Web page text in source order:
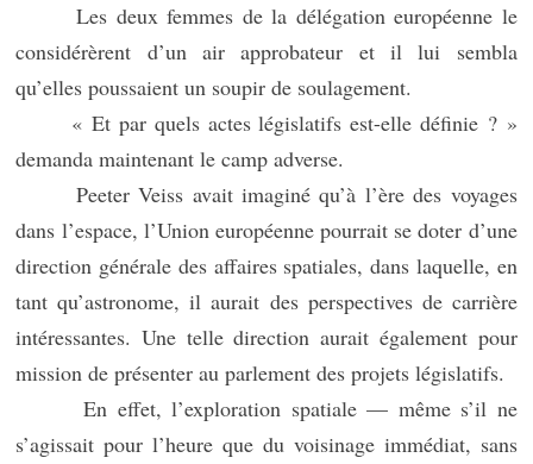
Les deux femmes de la délégation européenne le
considérèrent d’un air approbateur et il lui sembla
qu’elles poussaient un soupir de soulagement.
« Et par quels actes législatifs est-elle définie ? »
demanda maintenant le camp adverse.
Peeter Veiss avait imaginé qu’à l’ère des voyages
dans l’espace, l’Union européenne pourrait se doter d’une
direction générale des affaires spatiales, dans laquelle, en
tant qu’astronome, il aurait des perspectives de carrière
intéressantes. Une telle direction aurait également pour
mission de présenter au parlement des projets législatifs.
En effet, l’exploration spatiale — même s’il ne
s’agissait pour l’heure que du voisinage immédiat, sans